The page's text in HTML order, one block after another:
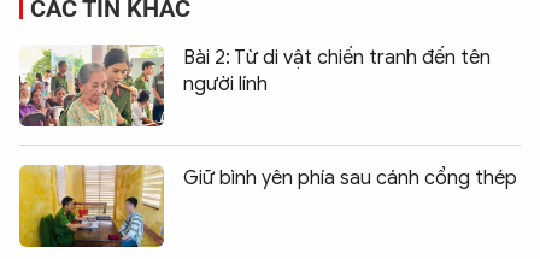
CÁC TIN KHÁC
Bài 2: Từ di vật chiến tranh đến tên
người lính
Giữ bình yên phía sau cánh cổng thép